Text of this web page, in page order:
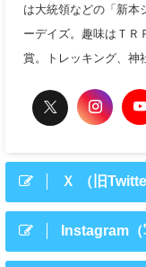
は大統領などの「新本
ーデイズ。趣味はＴＲ
賞。トレッキング、神
Ｘ （旧
Instagram（